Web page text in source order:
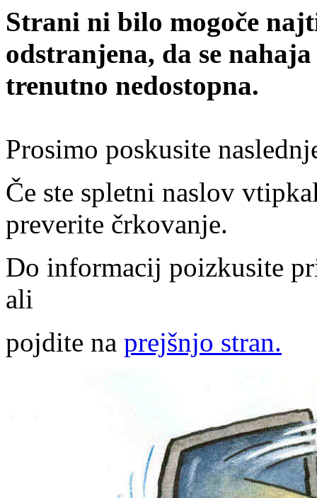
Strani ni bilo mogoče
odstranjena, da se
trenutno nedostopna.
Prosimo poskusite
Če ste spletni naslov
preverite črkovanje.
Do informacij poizkusite
ali
pojdite na prejšnjo stran.